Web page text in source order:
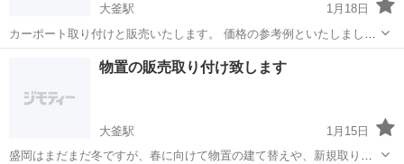
大釜駅
1月18日
カーポート取り付けと販売いたします。 価格の参考例といたしまして
は、LIXIL カーポートST1台用で工事費込み４０万円です。 LIXIL以外
にも三協アルミさん、YKKさん等も可能です。一度、お気軽にお声を
大釜駅 その他 カーポート
物置の販売取り付け致します
大釜駅
1月15日
盛岡はまだまだ冬ですが、春に向けて物置の建て替えや、新規取り付